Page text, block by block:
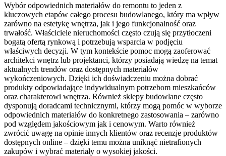
Wybór odpowiednich materiałów do remontu to jeden z
kluczowych etapów całego procesu budowlanego, który ma wpływ
zarówno na estetykę wnętrza, jak i jego funkcjonalność oraz
trwałość. Właściciele nieruchomości często czują się przytłoczeni
bogatą ofertą rynkową i potrzebują wsparcia w podjęciu
właściwych decyzji. W tym kontekście pomoc mogą zaoferować
architekci wnętrz lub projektanci, którzy posiadają wiedzę na temat
aktualnych trendów oraz dostępnych materiałów
wykończeniowych. Dzięki ich doświadczeniu można dobrać
produkty odpowiadające indywidualnym potrzebom mieszkańców
oraz charakterowi wnętrza. Również sklepy budowlane często
dysponują doradcami technicznymi, którzy mogą pomóc w wyborze
odpowiednich materiałów do konkretnego zastosowania – zarówno
pod względem jakościowym jak i cenowym. Warto również
zwrócić uwagę na opinie innych klientów oraz recenzje produktów
dostępnych online – dzięki temu można uniknąć nietrafionych
zakupów i wybrać materiały o wysokiej jakości.